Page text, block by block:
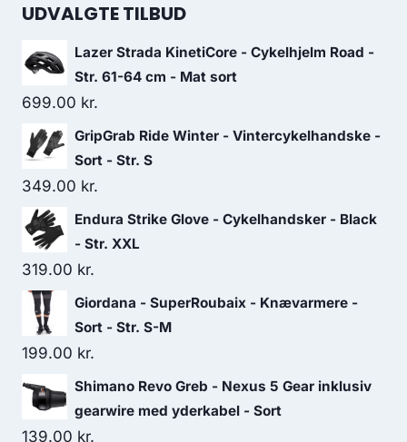
UDVALGTE TILBUD
Lazer Strada KinetiCore - Cykelhjelm Road -
Str. 61-64 cm - Mat sort
699.00 kr.
GripGrab Ride Winter - Vintercykelhandske -
Sort - Str. S
349.00 kr.
Endura Strike Glove - Cykelhandsker - Black
- Str. XXL
319.00 kr.
Giordana - SuperRoubaix - Knævarmere -
Sort - Str. S-M
199.00 kr.
Shimano Revo Greb - Nexus 5 Gear inklusiv
gearwire med yderkabel - Sort
139.00 kr.